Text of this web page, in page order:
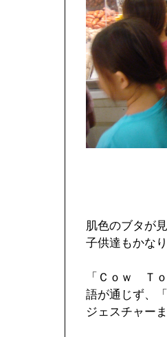
肌色のブタが
子供達もかな
「Ｃｏｗ Ｔ
語が通じず、
ジェスチャー